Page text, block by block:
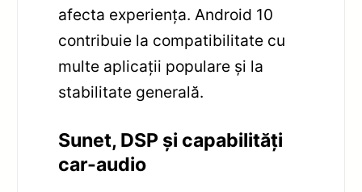
afecta experiența. Android 10
contribuie la compatibilitate cu
multe aplicații populare și la
stabilitate generală.
Sunet, DSP și capabilități
car-audio